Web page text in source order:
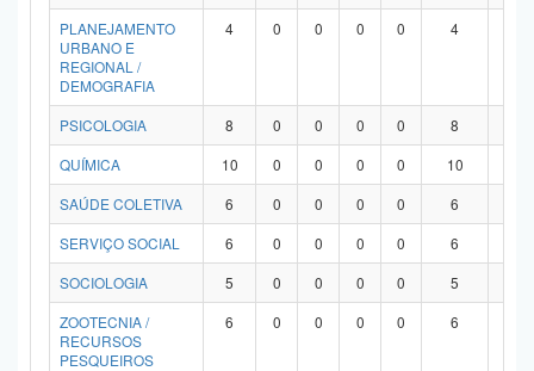
PLANEJAMENTO
URBANO E
REGIONAL /
DEMOGRAFIA
4 0 0 0 0 4
PSICOLOGIA 8 0 0 0 0 8
QUÍMICA
10 0 0 0 0 10
SAÚDE COLETIVA
6 0 0 0 0 6
SERVIÇO SOCIAL
6 0 0 0 0 6
SOCIOLOGIA
5 0 0 0 0 5
ZOOTECNIA /
RECURSOS
PESQUEIROS
6 0 0 0 0 6